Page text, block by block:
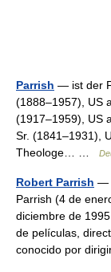
Parrish — ist der
(1888–1957), US
(1917–1959), US
Sr. (1841–1931),
Theologe… …
Robert Parrish —
Parrish (4 de
diciembre de
de películas,
conocido por